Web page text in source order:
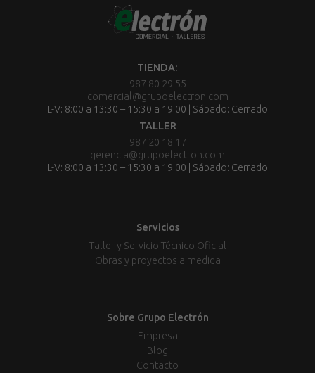
TIENDA:
987 80 29 55
comercial@grupoelectron.com
L-V: 8:00 a 13:30 – 15:30 a 19:00 | Sábado: Cerrado
TALLER
987 20 18 17
gerencia@grupoelectron.com
L-V: 8:00 a 13:30 – 15:30 a 19:00 | Sábado: Cerrado
Servicios
Taller y Servicio Técnico Oficial
Obras y proyectos a medida
Sobre Grupo Electrón
Empresa
Blog
Contacto